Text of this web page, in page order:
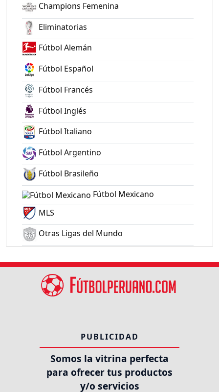
Champions Femenina
Eliminatorias
Fútbol Alemán
Fútbol Español
Fútbol Francés
Fútbol Inglés
Fútbol Italiano
Fútbol Argentino
Fútbol Brasileño
Fútbol Mexicano
MLS
Otras Ligas del Mundo
PUBLICIDAD
Somos la vitrina perfecta
para ofrecer tus productos
y/o servicios